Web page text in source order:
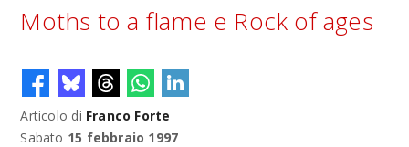
Moths to a flame e Rock of ages
Articolo di Franco Forte
Sabato 15 febbraio 1997